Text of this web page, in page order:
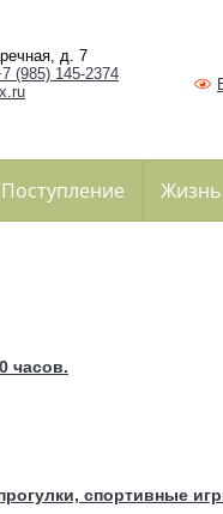
д. 7
(985) 145-2374
Поступление
часов.
спортивные